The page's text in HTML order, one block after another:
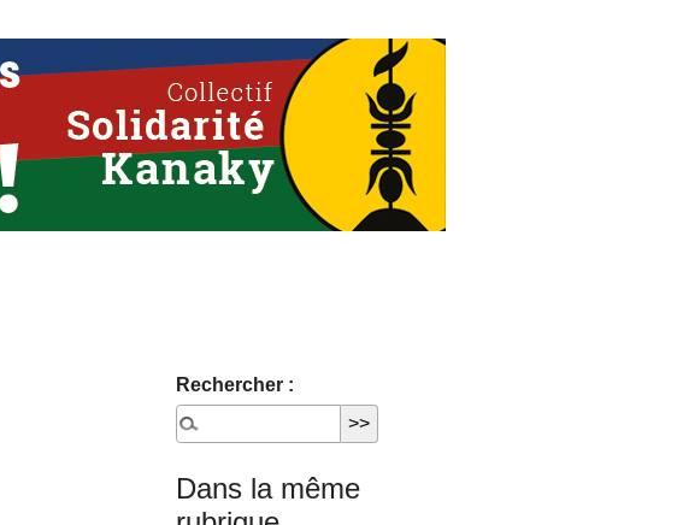
Rechercher :
Dans la même